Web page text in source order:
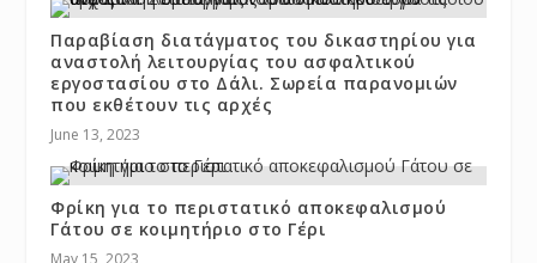
Παραβίαση διατάγματος του δικαστηρίου για
αναστολή λειτουργίας του ασφαλτικού
εργοστασίου στο Δάλι. Σωρεία παρανομιών
που εκθέτουν τις αρχές
June 13, 2023
Φρίκη για το περιστατικό αποκεφαλισμού
Γάτου σε κοιμητήριο στο Γέρι
May 15, 2023